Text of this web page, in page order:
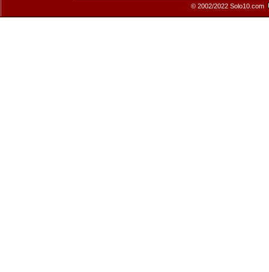
© 2002/2022 Solo10.com